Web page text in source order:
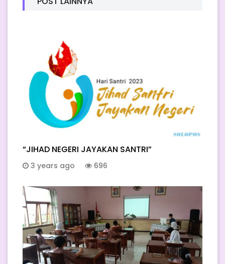
“JIHAD NEGERI JAYAKAN SANTRI”
3 years ago 696